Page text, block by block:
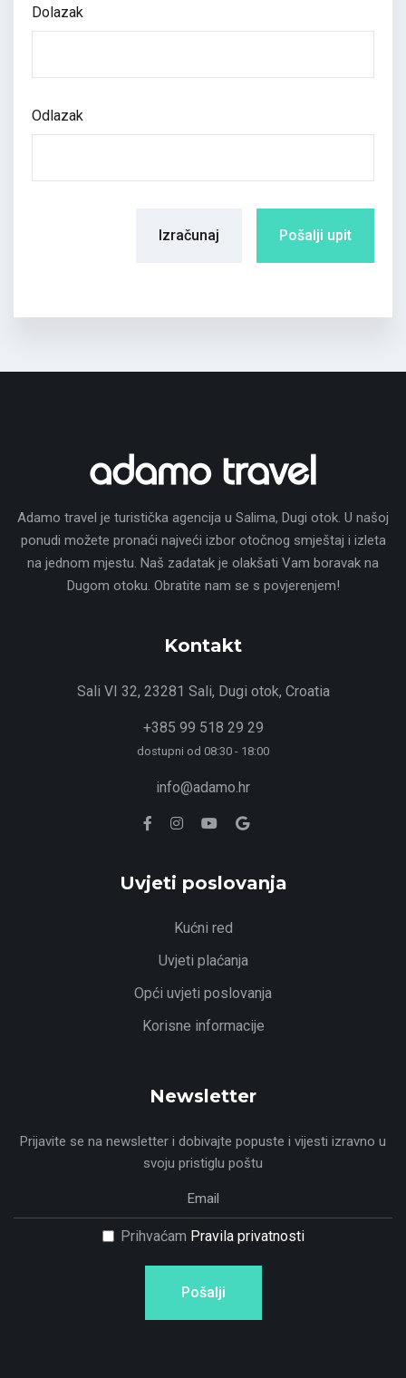
Dolazak
Odlazak
Izračunaj Pošalji upit
Adamo travel je turistička agencija u Salima, Dugi otok. U našoj
ponudi možete pronaći najveći izbor otočnog smještaj i izleta
na jednom mjestu. Naš zadatak je olakšati Vam boravak na
Dugom otoku. Obratite nam se s povjerenjem!
Kontakt
Sali VI 32, 23281 Sali, Dugi otok, Croatia
+385 99 518 29 29
dostupni od 08:30 - 18:00
info@adamo.hr
Uvjeti poslovanja
Kućni red
Uvjeti plaćanja
Opći uvjeti poslovanja
Korisne informacije
Newsletter
Prijavite se na newsletter i dobivajte popuste i vijesti izravno u
svoju pristiglu poštu
Prihvaćam Pravila privatnosti
Pošalji